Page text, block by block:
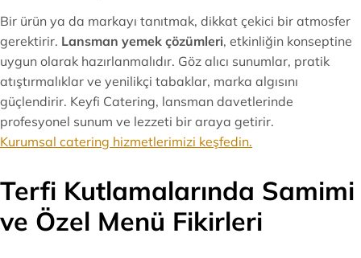
Bir ürün ya da markayı tanıtmak, dikkat çekici bir atmosfer
gerektirir. Lansman yemek çözümleri, etkinliğin konseptine
uygun olarak hazırlanmalıdır. Göz alıcı sunumlar, pratik
atıştırmalıklar ve yenilikçi tabaklar, marka algısını
güçlendirir. Keyfi Catering, lansman davetlerinde
profesyonel sunum ve lezzeti bir araya getirir.
Kurumsal catering hizmetlerimizi keşfedin.
Terfi Kutlamalarında Samimi
ve Özel Menü Fikirleri